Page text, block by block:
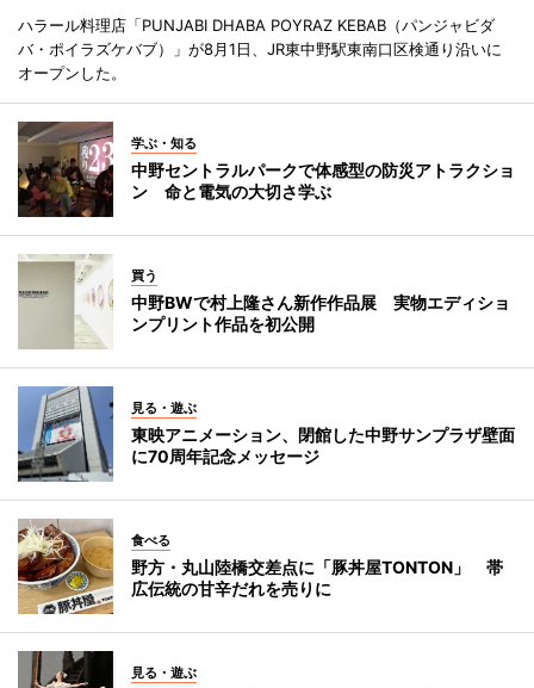
ハラール料理店「PUNJABI DHABA POYRAZ KEBAB（パンジャビダ
バ・ポイラズケバブ）」が8月1日、JR東中野駅東南口区検通り沿いに
オープンした。
学ぶ・知る
中野セントラルパークで体感型の防災アトラクショ
ン 命と電気の大切さ学ぶ
買う
中野BWで村上隆さん新作作品展 実物エディショ
ンプリント作品を初公開
見る・遊ぶ
東映アニメーション、閉館した中野サンプラザ壁面
に70周年記念メッセージ
食べる
野方・丸山陸橋交差点に「豚丼屋TONTON」 帯
広伝統の甘辛だれを売りに
見る・遊ぶ